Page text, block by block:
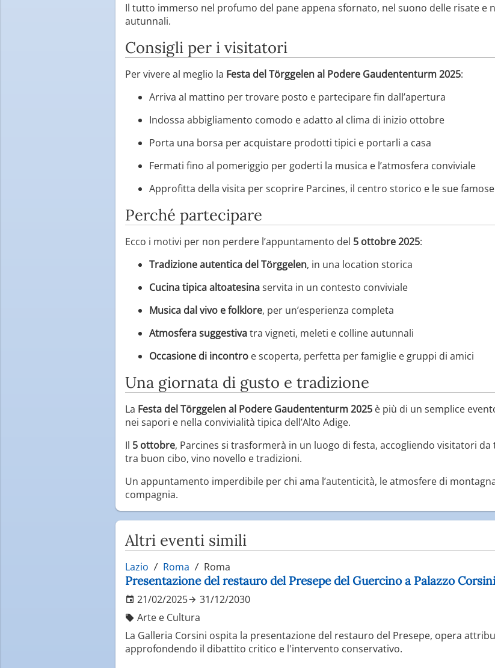
Il tutto immerso nel profumo del pane appena sfornato, nel suono delle risate e
autunnali.
Consigli per i visitatori
Per vivere al meglio la Festa del Törggelen al Podere Gaudententurm 2025:
Arriva al mattino per trovare posto e partecipare fin dall’apertura
Indossa abbigliamento comodo e adatto al clima di inizio ottobre
Porta una borsa per acquistare prodotti tipici e portarli a casa
Fermati fino al pomeriggio per goderti la musica e l’atmosfera conviviale
Approfitta della visita per scoprire Parcines, il centro storico e le sue
Perché partecipare
Ecco i motivi per non perdere l’appuntamento del 5 ottobre 2025:
Tradizione autentica del Törggelen, in una location storica
Cucina tipica altoatesinaservita in un contesto conviviale
Musica dal vivo e folklore, per un’esperienza completa
Atmosfera suggestivatra vigneti, meleti e colline autunnali
Occasione di incontro e scoperta, perfetta per famiglie e gruppi di amici
Una giornata di gusto e tradizione
La Festa del Törggelen al Podere Gaudententurm 2025 è più di un semplice
nei sapori e nella convivialità tipica dell’Alto Adige.
Il 5 ottobre, Parcines si trasformerà in un luogo di festa, accogliendo visitatori
tra buon cibo, vino novello e tradizioni.
Un appuntamento imperdibile per chi ama l’autenticità, le atmosfere di
compagnia.
Altri eventi simili
Lazio Roma Roma
Presentazione del restauro del Presepe del Guercino a Palazzo Corsini
21/02/2025
31/12/2030
Arte e Cultura
La Galleria Corsini ospita la presentazione del restauro del Presepe, opera
approfondendo il dibattito critico e l'intervento conservativo.